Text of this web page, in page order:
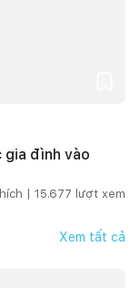
gia đình vào
| 15.677 lượt xem
Xem tất cả